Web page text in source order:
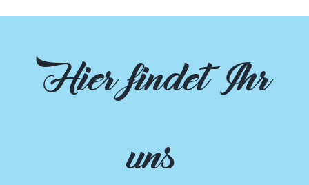
Hier findet Ihr
uns